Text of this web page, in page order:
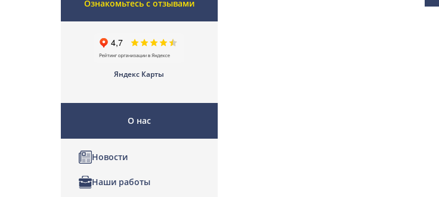
Ознакомьтесь с отзывами
Яндекс Карты
О нас
Новости
Наши работы